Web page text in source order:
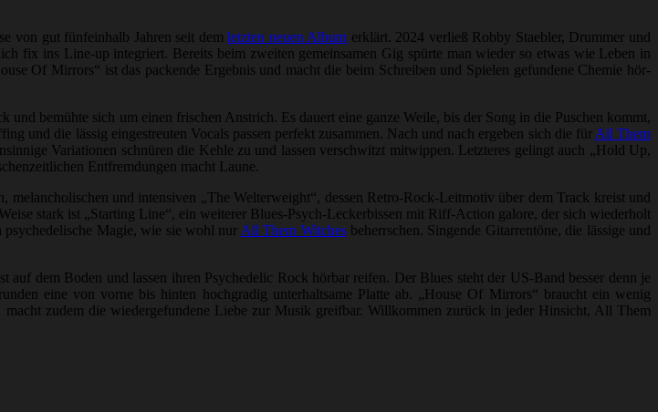
von gut fünfeinhalb Jahren seit demletzten neuen Album erklärt. 2024 verließ Robby Staebler, Drummer und
fix ins Line-up integriert. Bereits beim zweiten gemeinsamen Gig spürte man wieder so etwas wie Leben in
Of Mirrors“ ist das packende Ergebnis und macht die beim Schreiben und Spielen gefundene Chemie hör-
bemühte sich um einen frischen Anstrich. Es dauert eine ganze Weile, bis der Song in die Puschen kommt,
und die lässig eingestreuten Vocals passen perfekt zusammen. Nach und nach ergeben sich die für All Them
Variationen schnüren die Kehle zu und lassen verschwitzt mitwippen. Letzteres gelingt auch „Hold Up,
Entfremdungen macht Laune.
und intensiven „The Welterweight“, dessen Retro-Rock-Leitmotiv über dem Track kreist und
stark ist „Starting Line“, ein weiterer Blues-Psych-Leckerbissen mit Riff-Action galore, der sich wiederholt
psychedelische Magie, wie sie wohl nur All Them Witchesbeherrschen. Singende Gitarrentöne, die lässige und
dem Boden und lassen ihren Psychedelic Rock hörbar reifen. Der Blues steht der US-Band besser denn je
eine von vorne bis hinten hochgradig unterhaltsame Platte ab. „House Of Mirrors“ braucht ein wenig
zudem die wiedergefundene Liebe zur Musik greifbar. Willkommen zurück in jeder Hinsicht, All Them